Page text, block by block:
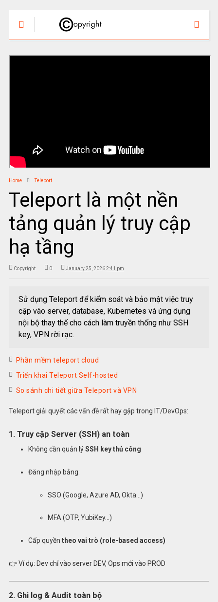
Home Teleport
Teleport là một nền
tảng quản lý truy cập
hạ tầng
Copyright 0 January 25, 2026 2:41 pm
Sử dụng Teleport để kiểm soát và bảo mật việc truy
cập vào server, database, Kubernetes và ứng dụng
nội bộ thay thế cho cách làm truyền thống như SSH
key, VPN rời rạc.
Phần mềm teleport cloud
Triển khai Teleport Self-hosted
So sánh chi tiết giữa Teleport và VPN
Teleport giải quyết các vấn đề rất hay gặp trong IT/DevOps:
1. Truy cập Server (SSH) an toàn
Không cần quản lýSSH key thủ công
Đăng nhập bằng:
SSO (Google, Azure AD, Okta…)
MFA (OTP, YubiKey…)
Cấp quyền theo vai trò (role-based access)
👉 Ví dụ: Dev chỉ vào server DEV, Ops mới vào PROD
2. Ghi log & Audit toàn bộ